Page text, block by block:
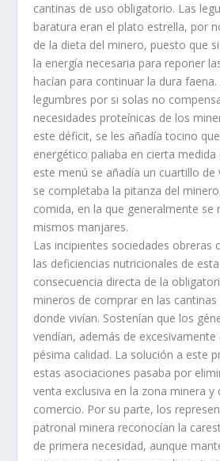
cantinas de uso obligatorio. Las
baratura eran el plato estrella, por
de la dieta del minero, puesto que
la energí­a necesaria para reponer
hací­an para continuar la dura faena.
legumbres por si solas no
necesidades proteí­nicas de los
este déficit, se les añadí­a tocino
energético paliaba en cierta medida
este menú se añadí­a un cuartillo de
se completaba la pitanza del
comida, en la que generalmente se
mismos manjares.
Las incipientes sociedades obreras
las deficiencias nutricionales de
consecuencia directa de la
mineros de comprar en las
donde viví­an. Sostení­an que los
vendí­an, además de excesivamente
pésima calidad. La solución a este
estas asociaciones pasaba por
venta exclusiva en la zona minera y
comercio. Por su parte, los
patronal minera reconocí­an la
de primera necesidad, aunque